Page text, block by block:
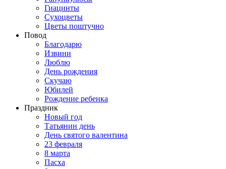
Гиацинты
Сухоцветы
Цветы поштучно
Повод
Благодарю
Извини
Люблю
День рождения
Скучаю
Юбилей
Рождение ребенка
Праздник
Новый год
Татьянин день
День святого валентина
23 февраля
8 марта
Пасха